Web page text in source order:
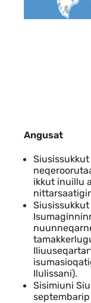
Angusat
ikkut inuillu
Ilulissani).
Sisimiuni